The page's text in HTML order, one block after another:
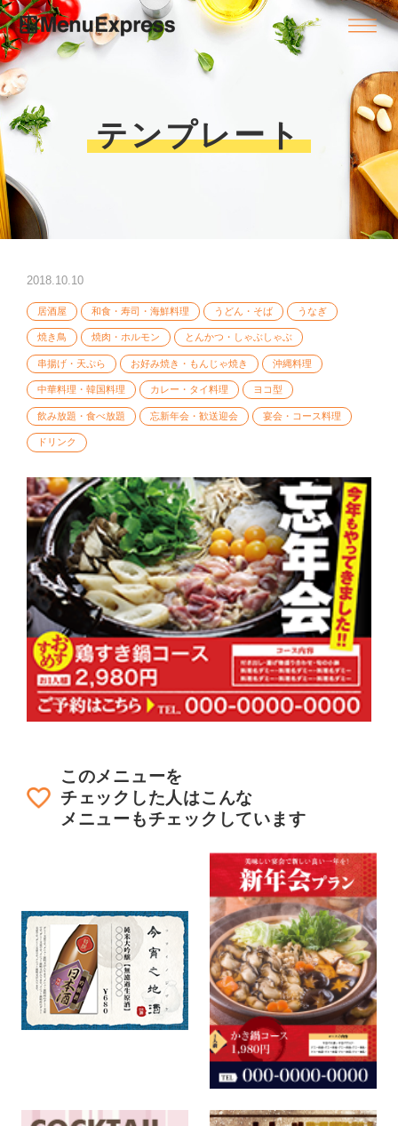
テンプレート
2018.10.10
居酒屋 和食・寿司・海鮮料理 うどん・そば うなぎ
焼き鳥 焼肉・ホルモン とんかつ・しゃぶしゃぶ
串揚げ・天ぷら お好み焼き・もんじゃ焼き 沖縄料理
中華料理・韓国料理 カレー・タイ料理 ヨコ型
飲み放題・食べ放題 忘新年会・歓送迎会 宴会・コース料理
ドリンク
このメニューを
チェックした人はこんな
メニューもチェックしています